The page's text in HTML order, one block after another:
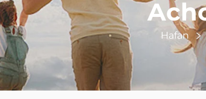
Hafan